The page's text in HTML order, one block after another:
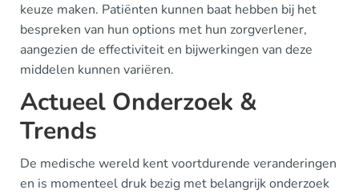
keuze maken. Patiënten kunnen baat hebben bij het
bespreken van hun options met hun zorgverlener,
aangezien de effectiviteit en bijwerkingen van deze
middelen kunnen variëren.
Actueel Onderzoek &
Trends
De medische wereld kent voortdurende veranderingen
en is momenteel druk bezig met belangrijk onderzoek